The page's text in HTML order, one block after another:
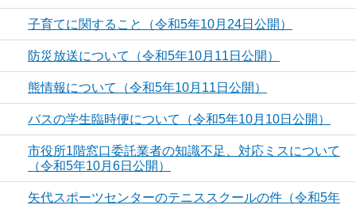
子育てに関すること（令和5年10月24日公開）
防災放送について（令和5年10月11日公開）
熊情報について（令和5年10月11日公開）
バスの学生臨時便について（令和5年10月10日公開）
市役所1階窓口委託業者の知識不足、対応ミスについて
（令和5年10月6日公開）
矢代スポーツセンターのテニススクールの件（令和5年